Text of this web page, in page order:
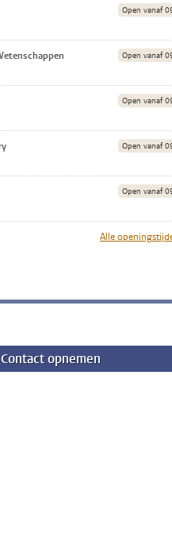
Open vanaf
Open vanaf
Open vanaf
Open vanaf
Open vanaf
Alle
Contact opnemen